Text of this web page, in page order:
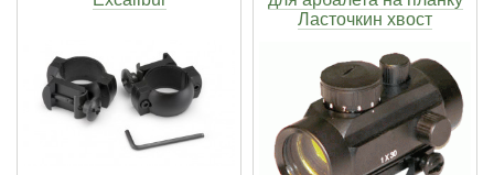
Ласточкин хвост